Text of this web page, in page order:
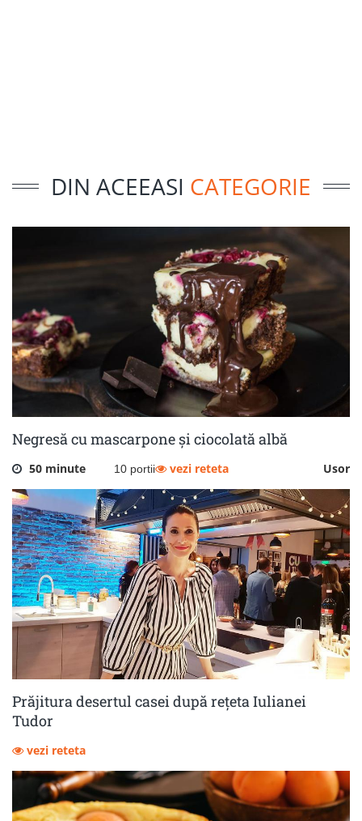
DIN ACEEASI CATEGORIE
Negresă cu mascarpone și ciocolată albă
50 minute 10 portii Usor
vezi reteta
Prăjitura desertul casei după rețeta Iulianei
Tudor
vezi reteta